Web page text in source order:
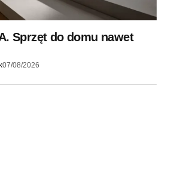
Sprzęt do domu nawet
07/08/2026